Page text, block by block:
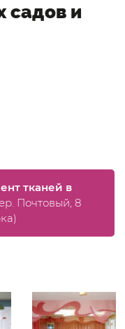
садов и
тканей в
Почтовый, 8